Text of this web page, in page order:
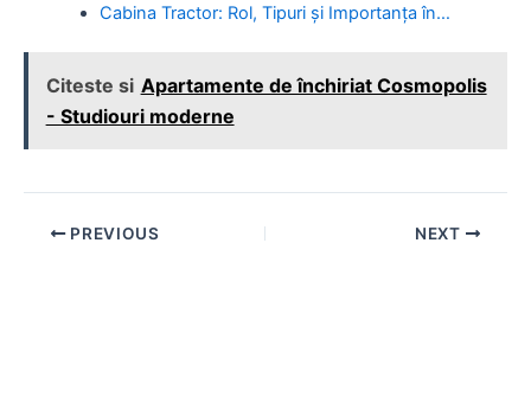
Cabina Tractor: Rol, Tipuri și Importanța în…
Citeste si Apartamente de închiriat Cosmopolis
- Studiouri moderne
Post PREVIOUS NEXT